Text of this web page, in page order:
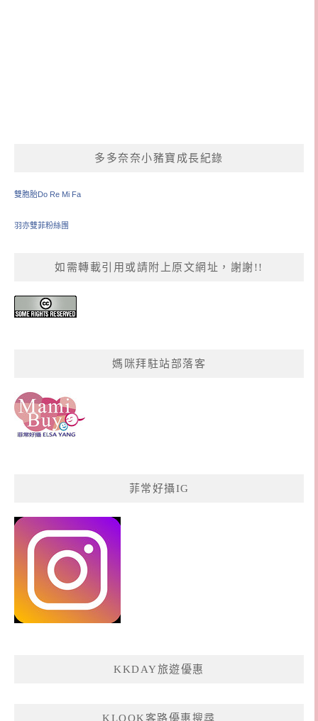
多多奈奈小豬寶成長紀錄
雙胞胎Do Re Mi Fa
羽亦雙菲粉絲團
如需轉載引用或請附上原文網址，謝謝!!
媽咪拜駐站部落客
菲常好攝IG
KKDAY旅遊優惠
KLOOK客路優惠搜尋